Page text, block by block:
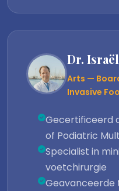
Dr.
Arts —
Invasive
Gecertificeerd
of Podiatric
Specialist in
voetchirurgie
Geavanceerde